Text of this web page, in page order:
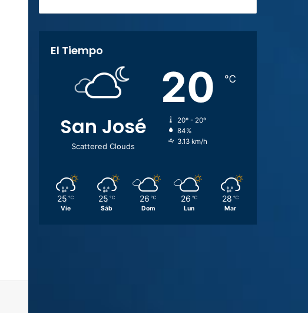
El Tiempo
San José
Scattered Clouds
20 ℃
20º - 20º
84%
3.13 km/h
25 ℃
Vie
25 ℃
Sáb
26 ℃
Dom
26 ℃
Lun
28 ℃
Mar